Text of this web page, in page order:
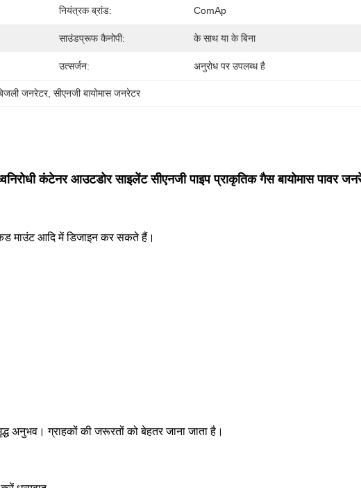
नियंत्रक ब्रांड: ComAp
साउंडप्रूफ कैनोपी: के साथ या के बिना
उत्सर्जन: अनुरोध पर उपलब्ध है
जनरेटर, सीएनजी बायोमास जनरेटर
कंटेनर आउटडोर साइलेंट सीएनजी पाइप प्राकृतिक गैस बायोमास पावर
माउंट आदि में डिजाइन कर सकते हैं।
ग्राहकों की जरूरतों को बेहतर जाना जाता है।